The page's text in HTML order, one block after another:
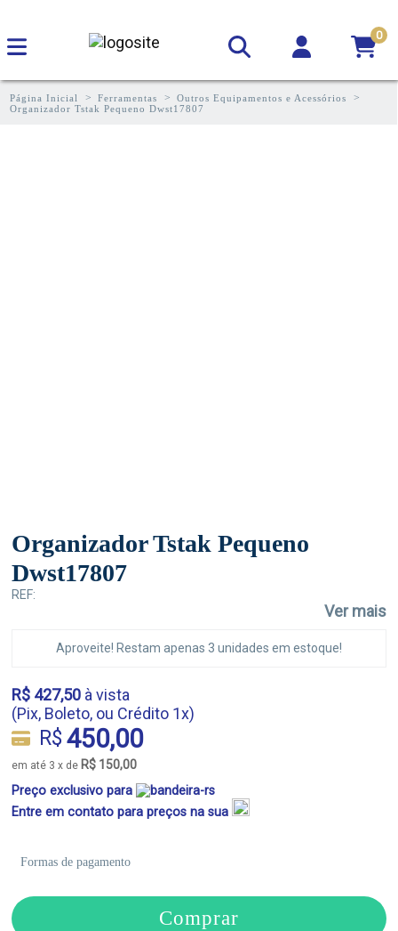
0
Página Inicial Ferramentas
Outros Equipamentos e Acessórios
Organizador Tstak Pequeno Dwst17807
Organizador Tstak Pequeno
Dwst17807
REF:
Ver mais
Aproveite! Restam apenas 3 unidades em estoque!
R$ 427,50 à vista
(Pix, Boleto, ou Crédito 1x)
R$ 450,00
em até 3 x de R$ 150,00
Preço exclusivo para
Entre em contato para preços na sua
Formas de pagamento
Comprar